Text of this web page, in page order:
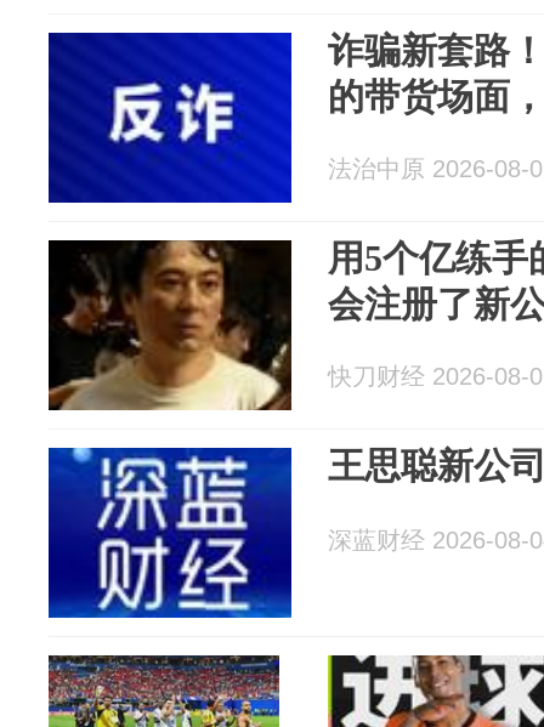
诈骗新套路
的带货场面
法治中原 2026-08-
用5个亿练手
会注册了新
快刀财经 2026-08-
王思聪新公
深蓝财经 2026-08-